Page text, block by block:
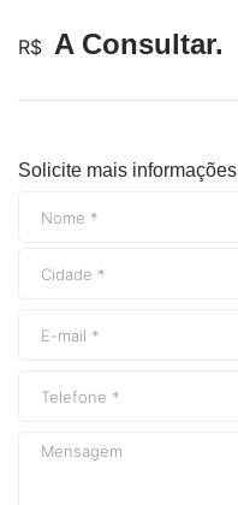
R$ A Consultar.
Solicite mais informações